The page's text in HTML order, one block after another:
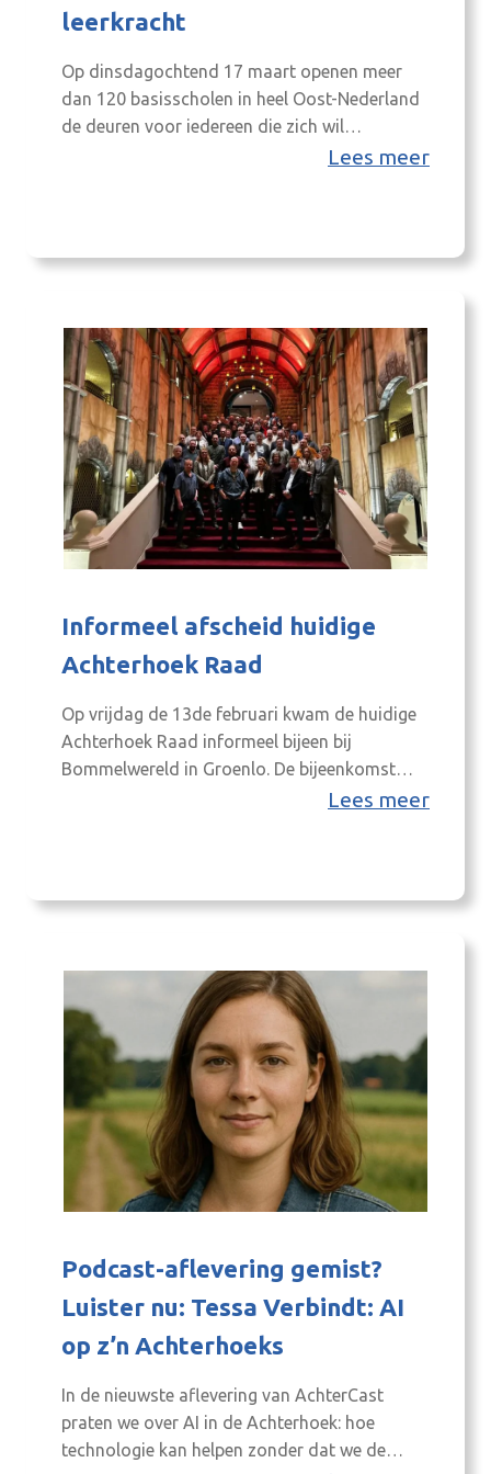
leerkracht
Op ​dinsdagochtend 17 maart openen meer
dan 120 basisscholen in heel Oost-Nederland
de deuren voor iedereen die zich wil
oriënteren op werken in het basisonderwijs.
proeven en te verkennen of werken in het
Lees meer
Informeel afscheid huidige
Achterhoek Raad
Op vrijdag de 13de februari kwam de huidige
Achterhoek Raad informeel bijeen bij
Bommelwereld in Groenlo. De bijeenkomst
stond in het teken van ontmoeting en
uit raadsleden uit de acht Achterhoekse
Lees meer
Podcast-aflevering gemist?
Luister nu: Tessa Verbindt: AI
op z’n Achterhoeks
In de nieuwste aflevering van AchterCast
praten we over AI in de Achterhoek: hoe
technologie kan helpen zonder dat we de